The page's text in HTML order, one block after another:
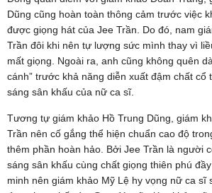
Dũng cũng hoàn toàn thông cảm trước việc
được giọng hát của Jee Trần. Do đó, nam
Trần đôi khi nên tự lượng sức mình thay vì
mất giọng. Ngoài ra, anh cũng không quên
cánh” trước khả năng diễn xuất đậm chất cổ
sáng sân khấu của nữ ca sĩ.
Tương tự giám khảo Hồ Trung Dũng, giám
Trần nên cố gắng thể hiện chuẩn cao độ
thêm phần hoàn hảo. Bởi Jee Trần là người
sáng sân khấu cùng chất giọng thiên phú
minh nên giám khảo Mỹ Lệ hy vọng nữ ca sĩ